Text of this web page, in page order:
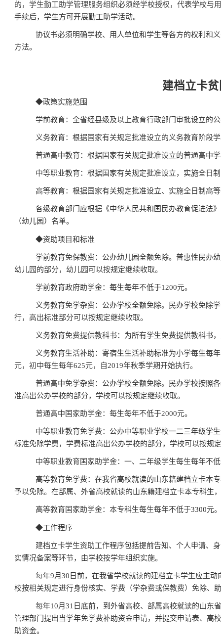
的，学生勤工助学管理服务组织必须经学校授权，代表学校与
手续后，学生方可开展勤工助学活动。
协议书必须明确学校、用人单位和学生等各方的权利和
方法。
建档立卡
◆政策实施范围
学前教育：全省经县级及以上教育行政部门审批设立的
义务教育：根据国家有关规定批准设立的义务教育阶段
普通高中教育：根据国家有关规定批准设立的普通高中
中等职业教育：根据国家有关规定批准设立，实施全日
高等教育：根据国家有关规定批准设立、实施全日制高
各级教育部门应根据《中华人民共和国民办教育促进法
（幼儿园）名单。
◆资助项目和标准
学前教育免保教费：公办幼儿园全额免除。普惠性民办
幼儿园的部分，幼儿园可以按规定继续收取。
学前教育政府助学金：每生每年不低于1200元。
义务教育免学杂费：公办学校全额免除。民办学校免除
行，高出标准部分可以按规定继续收取。
义务教育免费提供教科书：为所有学生免费提供教科书
义务教育生活补助：寄宿生生活补助标准为小学每生每年
元，初中每生每年625元，自 2019年秋季学期开始执行。
普通高中免学杂费：公办学校全额免除。民办学校按照
准高出公办学校的部分，学校可以按规定继续收取。
普通高中国家助学金：每生每年不低于2000元。
中等职业教育免学费：公办中等职业学校一二三年级学
标准免除学费，学费标准高出公办学校的部分，学校可以按规
中等职业教育国家助学金：一、二年级学生每生每年不
高等教育免学费：在我省高校就读的山东籍建档立卡本
予以免除。在部属、外省高校就读的山东籍建档立卡本专科生
高等教育国家助学金：本专科生每生每年不低于3300元。
◆工作程序
建档立卡学生资助工作程序包括提前告知、个人申请、
实情况备案等环节，由学校按学年组织实施。
每年9月30 日前，在我省学校就读的建档立卡学生应主
校按相关规定进行身份核实、学费（学杂费或保教费）免除、
每年10月31 日底前，到外省高校、部属高校就读的山东
管理部门提出当学年免学费补助资金申请，并提交申请表、高
助资金。